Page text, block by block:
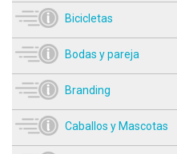
Bicicletas
Bodas y pareja
Branding
Caballos y Mascotas